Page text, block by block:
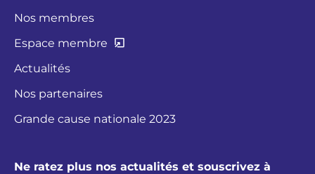
Nos membres
Espace membre
Actualités
Nos partenaires
Grande cause nationale 2023
Ne ratez plus nos actualités et souscrivez à